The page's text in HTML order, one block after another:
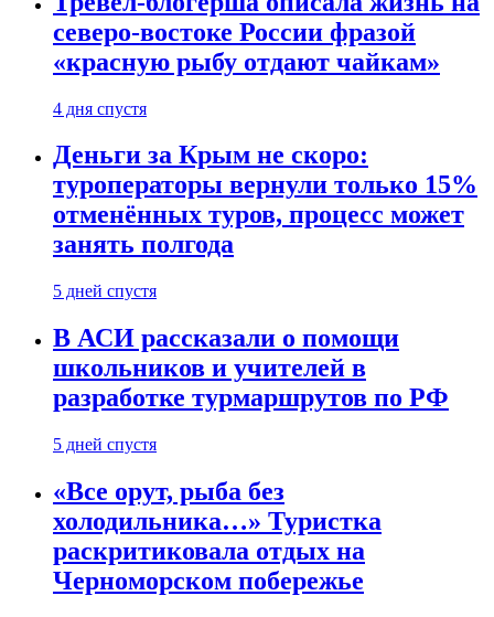
северо-востоке России фразой
«красную рыбу отдают чайкам»
4 дня спустя
Деньги за Крым не скоро:
туроператоры вернули только 15%
отменённых туров, процесс может
занять полгода
5 дней спустя
В АСИ рассказали о помощи
школьников и учителей в
разработке турмаршрутов по РФ
5 дней спустя
«Все орут, рыба без
холодильника…» Туристка
раскритиковала отдых на
Черноморском побережье